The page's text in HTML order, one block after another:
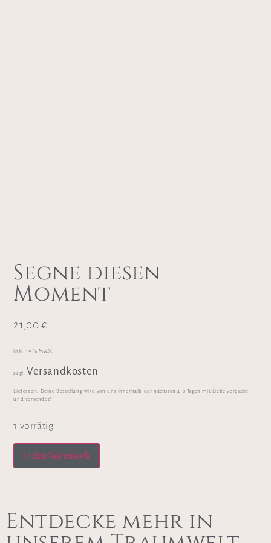
Segne diesen
Moment
21,00 €
inkl. 19 % MwSt.
zzgl. Versandkosten
Lieferzeit:
Deine Bestellung wird von uns innerhalb der nächsten 4-8 Tagen mit Liebe verpackt
und versendet!
1 vorrätig
In den Warenkorb
Entdecke mehr in